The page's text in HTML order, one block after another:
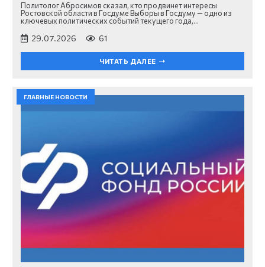
Политолог Абросимов сказал, кто продвинет интересы
Ростовской области в Госдуме Выборы в Госдуму — одно из
ключевых политических событий текущего года,…
29.07.2026 61
ЧИТАТЬ ДАЛЕЕ
ГЛАВНЫЕ НОВОСТИ